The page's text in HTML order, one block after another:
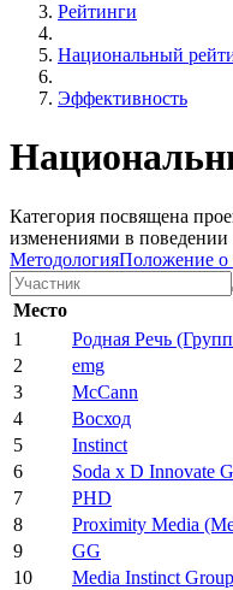
Рейтинги
Национальный
Эффективность
Категория посвящена
изменениями в поведении
МетодологияПоложение о
Место
1
Родная Речь
2
emg
3
McCann
4
Восход
5
Instinct
6
Soda x D Innovate
7
PHD
8
Proximity Media
9
GG
10
Media Instinct Group